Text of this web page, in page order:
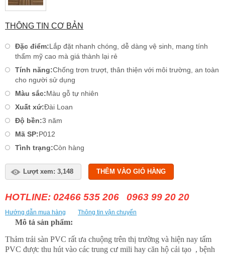
THÔNG TIN CƠ BẢN
Đặc điểm:Lắp đặt nhanh chóng, dễ dàng vệ sinh, mang tính
thẩm mỹ cao mà giá thành lại rẻ
Tính năng:Chống trơn trượt, thân thiện với môi trường, an toàn
cho người sử dụng
Màu sắc:Màu gỗ tự nhiên
Xuất xứ:Đài Loan
Độ bền:3 năm
Mã SP:P012
Tình trạng:Còn hàng
Lượt xem: 3,148 THÊM VÀO GIỎ HÀNG
HOTLINE: 02466 535 206 0963 99 20 20
Hướng dẫn mua hàng Thông tin vận chuyển
Mô tả sản phẩm:
Thảm trải sàn PVC rất ưa chuộng trên thị trường và hiện nay tấm
PVC được thu hút vào các trung cư mili hay căn hộ cải tạo , bệnh